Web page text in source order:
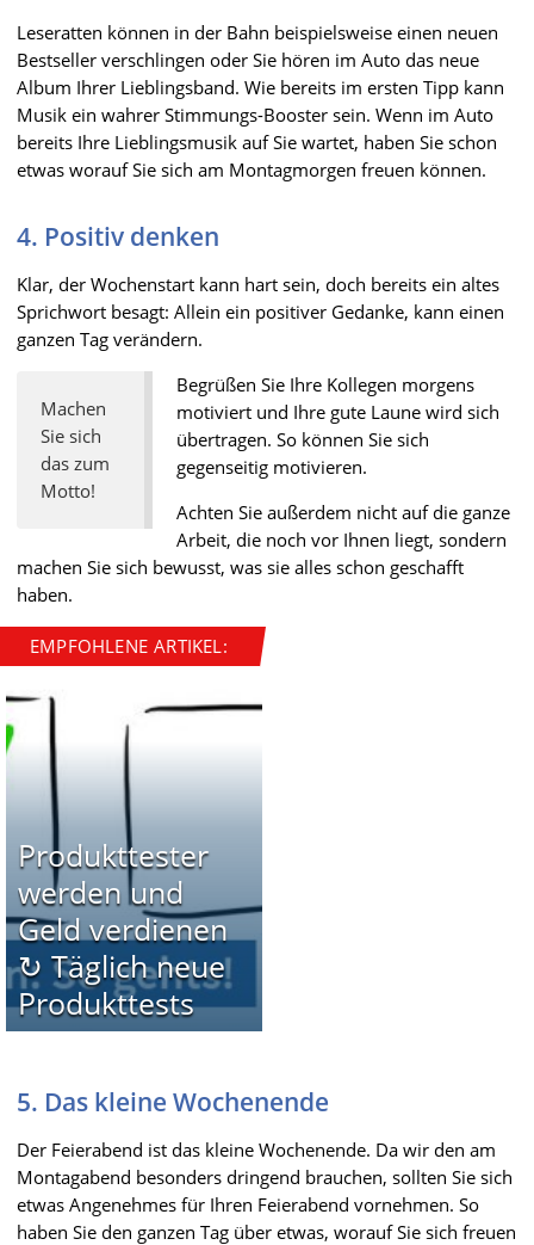
Leseratten können in der Bahn beispielsweise einen neuen
Bestseller verschlingen oder Sie hören im Auto das neue
Album Ihrer Lieblingsband. Wie bereits im ersten Tipp kann
Musik ein wahrer Stimmungs-Booster sein. Wenn im Auto
bereits Ihre Lieblingsmusik auf Sie wartet, haben Sie schon
etwas worauf Sie sich am Montagmorgen freuen können.
4. Positiv denken
Klar, der Wochenstart kann hart sein, doch bereits ein altes
Sprichwort besagt: Allein ein positiver Gedanke, kann einen
ganzen Tag verändern.
Machen
Sie sich
das zum
Motto!
Begrüßen Sie Ihre Kollegen morgens
motiviert und Ihre gute Laune wird sich
übertragen. So können Sie sich
gegenseitig motivieren.
Achten Sie außerdem nicht auf die ganze
Arbeit, die noch vor Ihnen liegt, sondern
machen Sie sich bewusst, was sie alles schon geschafft
haben.
EMPFOHLENE ARTIKEL:
Produkttester
werden und
Geld verdienen
↻ Täglich neue
Produkttests
5. Das kleine Wochenende
Der Feierabend ist das kleine Wochenende. Da wir den am
Montagabend besonders dringend brauchen, sollten Sie sich
etwas Angenehmes für Ihren Feierabend vornehmen. So
haben Sie den ganzen Tag über etwas, worauf Sie sich freuen